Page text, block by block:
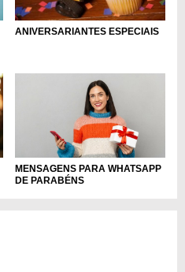
ANIVERSARIANTES ESPECIAIS
MENSAGENS PARA WHATSAPP
DE PARABÉNS